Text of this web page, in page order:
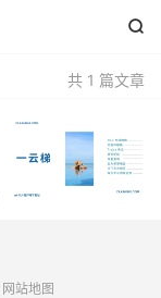

共 1 篇文章
网站地图